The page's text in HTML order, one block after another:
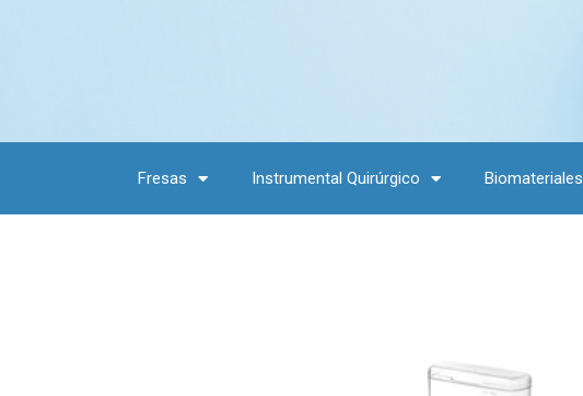
Fresas Instrumental Quirúrgico Biomateriales